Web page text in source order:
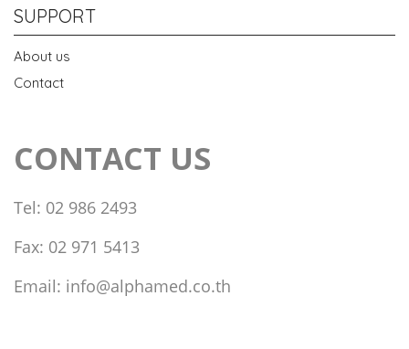
SUPPORT
About us
Contact
CONTACT US
Tel: 02 986 2493
Fax: 02 971 5413
Email: info@alphamed.co.th